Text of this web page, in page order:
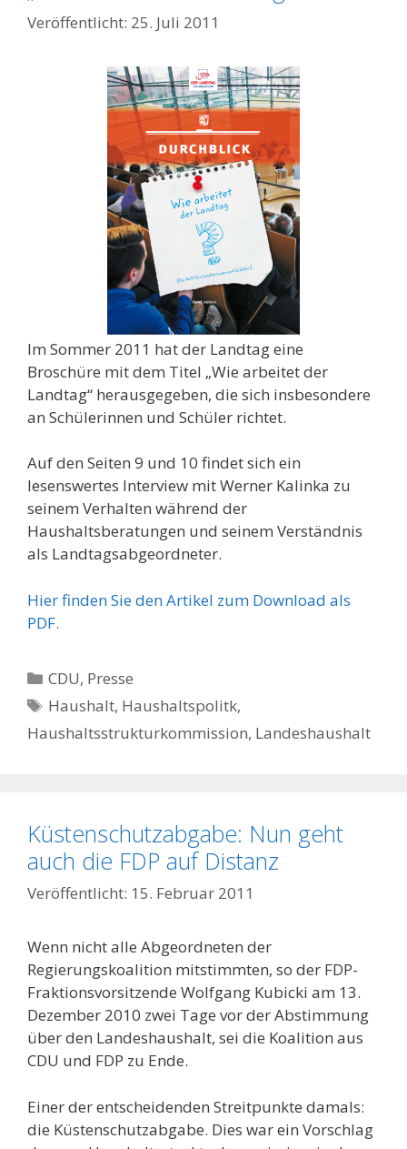
25. Juli 2011
Im Sommer 2011 hat der Landtag eine
Broschüre mit dem Titel „Wie arbeitet der
Landtag“ herausgegeben, die sich insbesondere
an Schülerinnen und Schüler richtet.
Auf den Seiten 9 und 10 findet sich ein
lesenswertes Interview mit Werner Kalinka zu
seinem Verhalten während der
Haushaltsberatungen und seinem Verständnis
als Landtagsabgeordneter.
Hier finden Sie den Artikel zum Download als
PDF.
Kategorien
CDU, Presse
Schlagwörter
Haushalt, Haushaltspolitk,
Haushaltsstrukturkommission, Landeshaushalt
Küstenschutzabgabe: Nun geht
auch die FDP auf Distanz
15. Februar 2011
Wenn nicht alle Abgeordneten der
Regierungskoalition mitstimmten, so der FDP-
Fraktions­vorsitzende Wolfgang Kubicki am 13.
Dezember 2010 zwei Tage vor der Abstimmung
über den Landeshaushalt, sei die Koalition aus
CDU und FDP zu Ende.
Einer der entscheidenden Streitpunkte damals:
die Küstenschutzabgabe. Dies war ein Vorschlag